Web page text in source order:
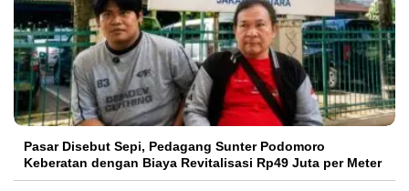
Pasar Disebut Sepi, Pedagang Sunter Podomoro
Keberatan dengan Biaya Revitalisasi Rp49 Juta per Meter